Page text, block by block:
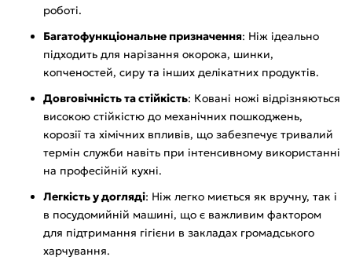
роботі.
Багатофункціональне призначення: Ніж ідеально
підходить для нарізання окорока, шинки,
копченостей, сиру та інших делікатних продуктів.
Довговічність та стійкість: Ковані ножі відрізняються
високою стійкістю до механічних пошкоджень,
корозії та хімічних впливів, що забезпечує тривалий
термін служби навіть при інтенсивному використанні
на професійній кухні.
Легкість у догляді: Ніж легко миється як вручну, так і
в посудомийній машині, що є важливим фактором
для підтримання гігієни в закладах громадського
харчування.